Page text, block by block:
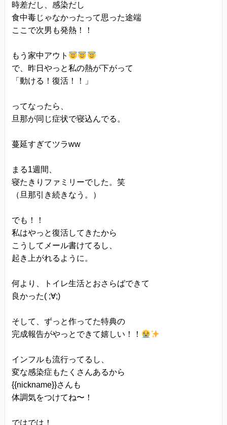
時差だし、感染だし
食中毒じゃなかったって思った途端
ここで次男も発熱！！
もう家中アウト
で、昨日やっと私の熱が下がって
「動ける！復活！！」
ってなったら、
旦那が同じ症状で寝込んでる。
蔓延すぎてツラww
まる1週間、
寝たきりファミリーでした。笑
（旦那引き続きなう。）
でも！！
私はやっと復活してきたから
こうしてメール書けてるし、
起き上がれるように。
何より、トイレ生活とおさらばできて
良かった( ;∀;)
そして、ずっと作ってた特典の
完成報告がやっとできて嬉しい！！
インフルも流行ってるし、
変な感染症もたくさんあるから
{{nickname}}さんも
体調気をつけてね〜！
ではでは！